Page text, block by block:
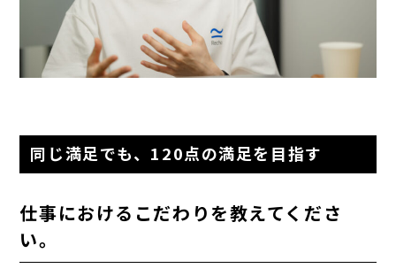
同じ満足でも、120点の満足を目指す
仕事におけるこだわりを教えてくださ
い。